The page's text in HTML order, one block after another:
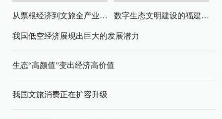
从票根经济到文旅全产业链升级 数字生态文明建设的福建路径与启示
我国低空经济展现出巨大的发展潜力
生态“高颜值”变出经济高价值
我国文旅消费正在扩容升级